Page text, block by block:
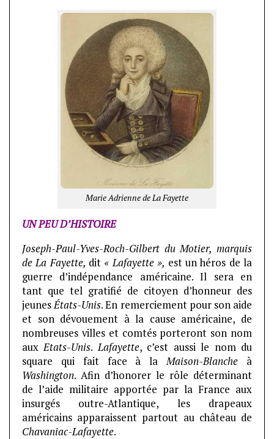
Marie Adrienne de La Fayette
UN PEU D’HISTOIRE
Joseph-Paul-Yves-Roch-Gilbert du Motier, marquis
de La Fayette, dit « Lafayette », est un héros de la
guerre d’indépendance américaine. Il sera en
tant que tel gratifié de citoyen d’honneur des
jeunesÉtats-Unis. En remerciement pour son aide
et son dévouement à la cause américaine, de
nombreuses villes et comtés porteront son nom
auxEtats-Unis.Lafayette, c’est aussi le nom du
square qui fait face à laMaison-Blanche à
Washington. Afin d’honorer le rôle déterminant
de l’aide militaire apportée par la France aux
insurgés outre-Atlantique, les drapeaux
américains apparaissent partout au château de
Chavaniac-Lafayette.